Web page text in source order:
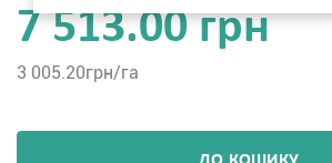
7 513.00 грн
3 005.20грн/га